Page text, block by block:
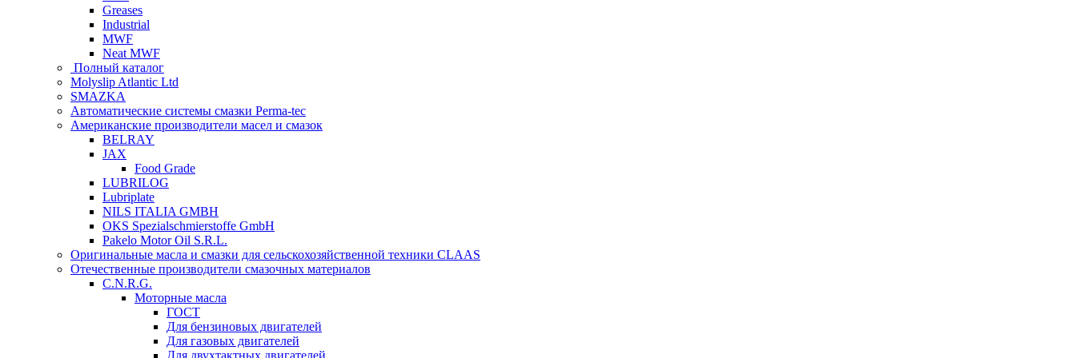
Greases
Industrial
MWF
Neat MWF
Полный каталог
Molyslip Atlantic Ltd
SMAZKA
Автоматические системы смазки Perma-tec
Американские производители масел и смазок
BELRAY
JAX
Food Grade
LUBRILOG
Lubriplate
NILS ITALIA GMBH
OKS Spezialschmierstoffe GmbH
Pakelo Motor Oil S.R.L.
Оригинальные масла и смазки для сельскохозяйственной техники CLAAS
Отечественные производители смазочных материалов
C.N.R.G.
Моторные масла
ГОСТ
Для бензиновых двигателей
Для газовых двигателей
Для двухтактных двигателей